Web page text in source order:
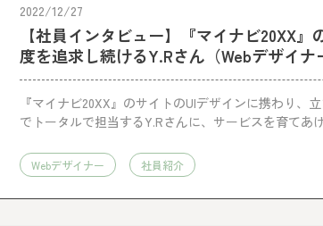
2022/12/27
【社員インタビュー】『マイナビ20XX
度を追求し続けるY.Rさん（Webデザイナ
『マイナビ20XX』のサイトのUIデザインに携わり、
でトータルで担当するY.Rさんに、サービスを育てあ
Webデザイナー 社員紹介